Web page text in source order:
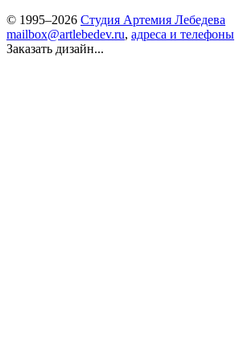
© 1995–2026 Студия Артемия Лебедева
mailbox@artlebedev.ru, адреса и телефоны
Заказать дизайн...